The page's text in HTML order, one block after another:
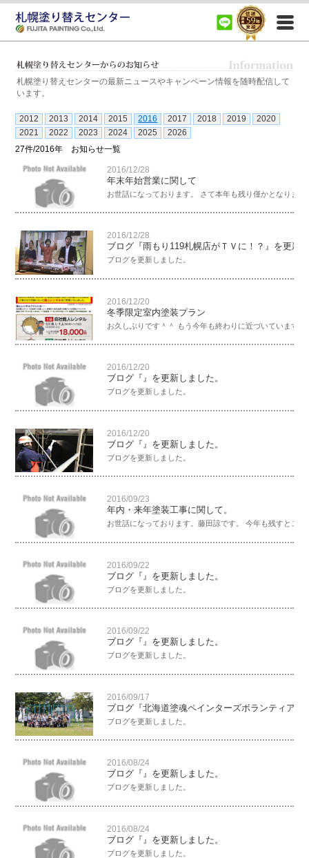
札幌市、札幌近郊（江別市、岩見沢市、小樽市、千歳市、恵庭市）で住宅の外壁塗装、屋根塗装、
室内塗装、内装塗装、リフォーム塗装など塗装に関する事ならなんでもご相談ください。
札幌塗り替えセンターの最新ニュースやキャンペーン情報を随時配信して
います。
2012 2013 2014 2015 2016 2017 2018 2019
2020
2021
2022 2023 2024 2025
2026
27件/2016年 お知らせ一覧
2016/12/28
年末年始営業に関して
お世話になっております。 さて本年も残り僅かとなりま
2016/12/28
ブログ『雨もり119札幌店がＴＶに！？』を更新
ブログを更新しました。
2016/12/20
冬季限定室内塗装プラン
お久しぶりです＾＾ もう今年も終わりに近づいています
2016/12/20
ブログ『』を更新しました。
ブログを更新しました。
2016/12/20
ブログ『』を更新しました。
ブログを更新しました。
2016/09/23
年内・来年塗装工事に関して。
お世話になっております。藤田諒です。 今年も残すとこ
2016/09/22
ブログ『』を更新しました。
ブログを更新しました。
2016/09/22
ブログ『』を更新しました。
ブログを更新しました。
2016/09/17
ブログ『北海道塗魂ペインターズボランティアin
ブログを更新しました。
2016/08/24
ブログ『』を更新しました。
ブログを更新しました。
2016/08/24
ブログ『』を更新しました。
ブログを更新しました。